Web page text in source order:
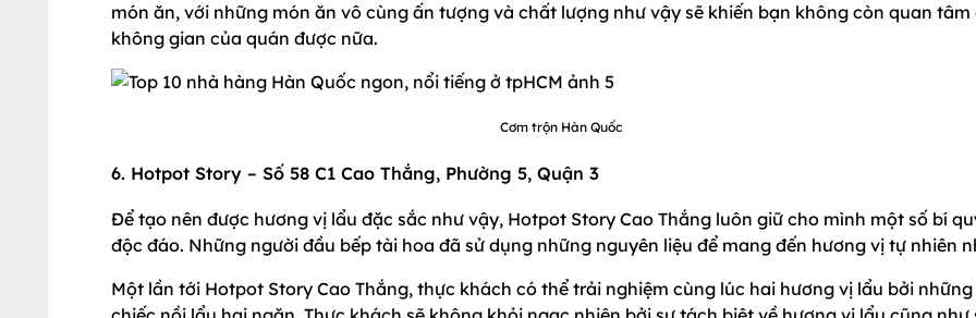
món ăn, với những món ăn vô cùng ấn tượng và chất lượng như vậy sẽ khiến bạn không còn quan tâm
không gian của quán được nữa.
Cơm trộn Hàn Quốc
6. Hotpot Story – Số 58 C1 Cao Thắng, Phường 5, Quận 3
Để tạo nên được hương vị lẩu đặc sắc như vậy, Hotpot Story Cao Thắng luôn giữ cho mình một số bí
độc đáo. Những người đầu bếp tài hoa đã sử dụng những nguyên liệu để mang đến hương vị tự nhiên
Một lần tới Hotpot Story Cao Thắng, thực khách có thể trải nghiệm cùng lúc hai hương vị lẩu bởi những